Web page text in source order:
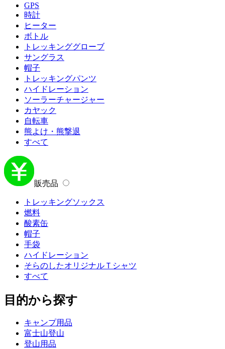
GPS
時計
ヒーター
ボトル
トレッキンググローブ
サングラス
帽子
トレッキングパンツ
ハイドレーション
ソーラーチャージャー
カヤック
自転車
熊よけ・熊撃退
すべて
販売品
トレッキングソックス
燃料
酸素缶
帽子
手袋
ハイドレーション
そらのしたオリジナルＴシャツ
すべて
目的から探す
キャンプ用品
富士山登山
登山用品